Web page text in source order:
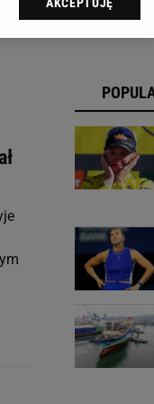
sp. z o.o., jej
swoje preferencje
celów identyfikacji.
reklam i treści,